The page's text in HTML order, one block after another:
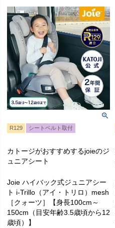
R129 シートベルト取付
カトージがおすすめするjoieのジ
ュニアシート
Joie ハイバック式ジュニアシー
ト i-Trillo（アイ・トリロ）mesh
［クォーツ］【身長100cm～
150cm（目安年齢3.5歳頃から12
歳頃）】